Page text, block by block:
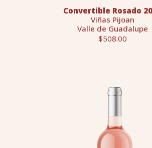
Convertible Rosado
Viñas Pijoan
Valle de Guadalupe
$508.00